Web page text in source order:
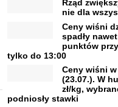
Rząd
nie dla
Ceny wiśni
spadły
punktów
tylko do 13:00
Ceny wiśni
(23.07.). W
zł/kg,
podniosły stawki